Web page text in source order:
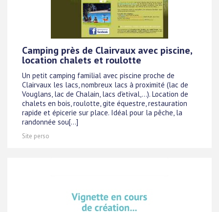
Camping près de Clairvaux avec piscine,
location chalets et roulotte
Un petit camping familial avec piscine proche de
Clairvaux les lacs, nombreux lacs à proximité (lac de
Vouglans, lac de Chalain, lacs d'etival,...). Location de
chalets en bois, roulotte, gite équestre, restauration
rapide et épicerie sur place. Idéal pour la pêche, la
randonnée sou[...]
Site perso